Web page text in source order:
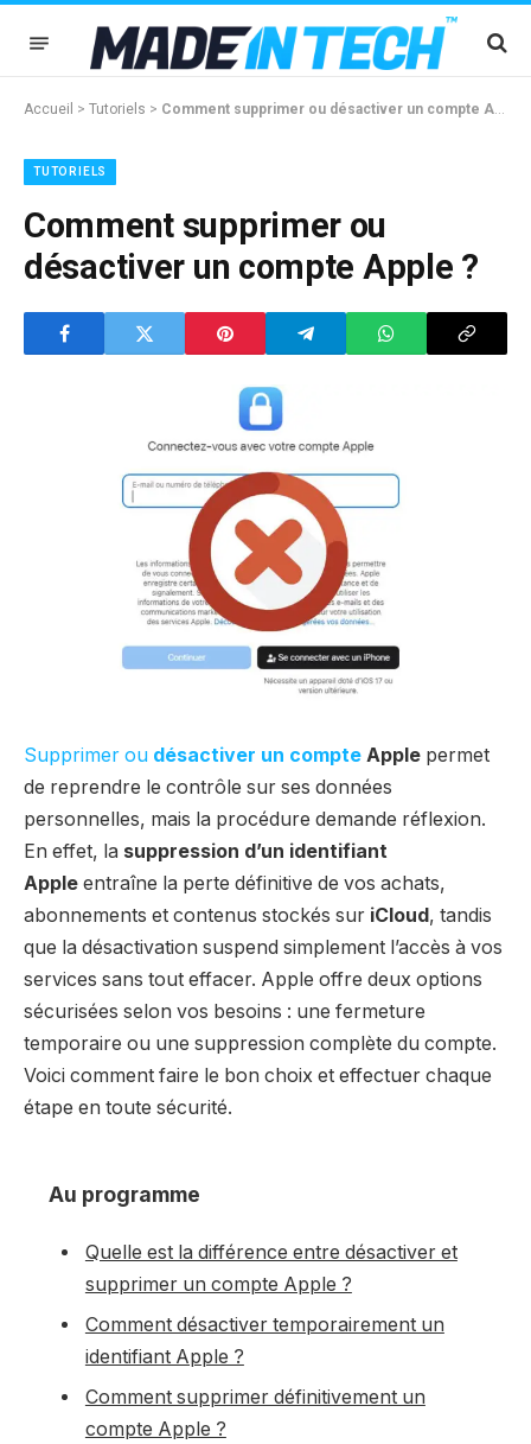
Accueil > Tutoriels > Comment supprimer ou désactiver un compte Apple ?
TUTORIELS
Comment supprimer ou
désactiver un compte Apple ?
Supprimer ou désactiver un compte Apple permet
de reprendre le contrôle sur ses données
personnelles, mais la procédure demande réflexion.
En effet, la suppression d’un identifiant
Apple entraîne la perte définitive de vos achats,
abonnements et contenus stockés sur iCloud, tandis
que la désactivation suspend simplement l’accès à vos
services sans tout effacer. Apple offre deux options
sécurisées selon vos besoins : une fermeture
temporaire ou une suppression complète du compte.
Voici comment faire le bon choix et effectuer chaque
étape en toute sécurité.
Au programme
Quelle est la différence entre désactiver et
supprimer un compte Apple ?
Comment désactiver temporairement un
identifiant Apple ?
Comment supprimer définitivement un
compte Apple ?